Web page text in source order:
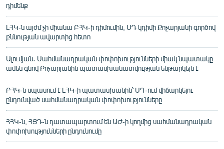
դիմենք
ԼՀԿ-ն այժմ չի միանա ԲՀԿ-ի դիմումին, ՍԴ կդիմի Քոչարյանի գործով
քննության ավարտից հետո
Ալումյան․ Սահմանադրական փոփոխությունների միակ նպատակը
ամեն գնով Քոչարյանին պատասխանատվության ենթարկելն է
ԲՀԿ-ն սպասում է ԼՀԿ-ի պատասխանին՝ ՍԴ-ում վիճարկելու
ընդունված սահմանադրական փոփոխությունները
ՀՀԿ-ն, ՀՅԴ-ն դատապարտում են ԱԺ-ի կողմից սահմանադրական
փոփոխությունների ընդունումը